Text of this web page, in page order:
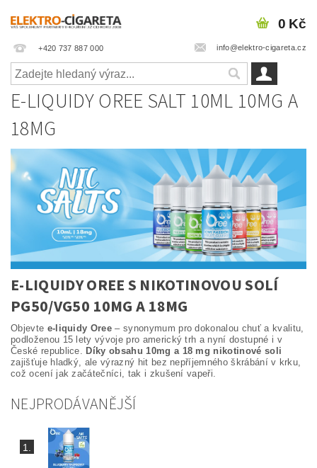
+420 737 887 000 info@elektro-cigareta.cz
0 Kč
E-LIQUIDY OREE SALT 10ML 10MG A
18MG
E-LIQUIDY OREE S NIKOTINOVOU SOLÍ
PG50/VG50 10MG A 18MG
Objevte e-liquidy Oree – synonymum pro dokonalou chuť a kvalitu,
podloženou 15 lety vývoje pro americký trh a nyní dostupné i v
České republice.
Díky obsahu 10mg a 18 mg nikotinové soli
zajišťuje hladký, ale výrazný hit bez nepříjemného škrábání v krku,
což ocení jak začátečníci, tak i zkušení vapeři.
NEJPRODÁVANĚJŠÍ
1.